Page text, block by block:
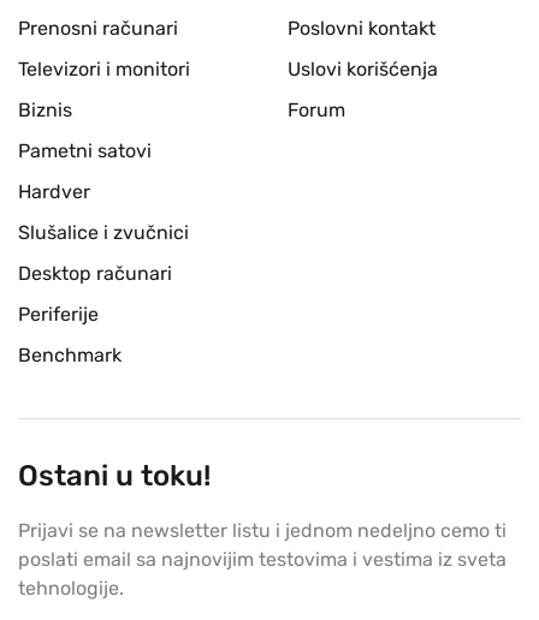
Prenosni računari
Televizori i monitori
Biznis
Pametni satovi
Hardver
Slušalice i zvučnici
Desktop računari
Periferije
Benchmark
Poslovni kontakt
Uslovi korišćenja
Forum
Ostani u toku!
Prijavi se na newsletter listu i jednom nedeljno cemo ti
poslati email sa najnovijim testovima i vestima iz sveta
tehnologije.